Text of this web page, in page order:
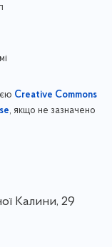
Creative Commons
, якщо не зазначено
Калини, 29